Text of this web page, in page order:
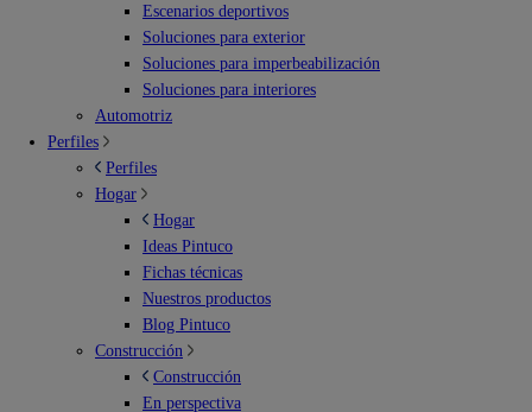
Escenarios deportivos
Soluciones para exterior
Soluciones para imperbeabilización
Soluciones para interiores
Automotriz
Perfiles
Perfiles
Hogar
Hogar
Ideas Pintuco
Fichas técnicas
Nuestros productos
Blog Pintuco
Construcción
Construcción
En perspectiva